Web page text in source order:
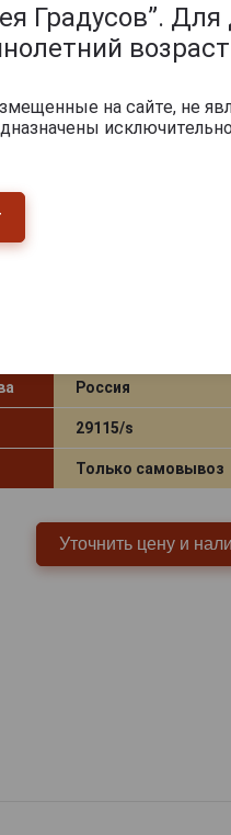
- + В
Россия
29115/s
Только самовывоз
Уточнить цену и
Градусов”. Для
на сайте, не